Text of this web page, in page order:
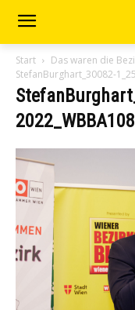
Start
Das waren die
StefanBurghart_30082-